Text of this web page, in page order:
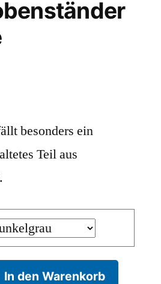
besonders ein
Teil aus
In den Warenkorb